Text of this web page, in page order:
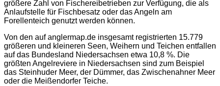
größere Zahl von Fischereibetrieben zur Verfügung, die als
Anlaufstelle für Fischbesatz oder das Angeln am
Forellenteich genutzt werden können.
Von den aufanglermap.de insgesamt registrierten 15.779
größeren und kleineren Seen, Weihern und Teichen entfallen
auf das Bundesland Niedersachsen etwa 10,8 %. Die
größten Angelreviere in Niedersachsen sind zum Beispiel
das Steinhuder Meer, der Dümmer, das Zwischenahner Meer
oder die Meißendorfer Teiche.